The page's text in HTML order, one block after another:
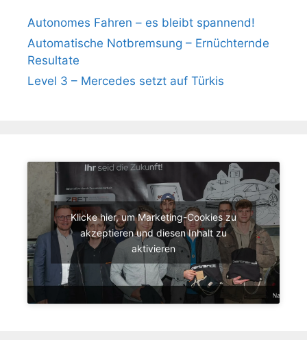
Autonomes Fahren – es bleibt spannend!
Automatische Notbremsung – Ernüchternde
Resultate
Level 3 – Mercedes setzt auf Türkis
Klicke hier, um Marketing-Cookies zu
akzeptieren und diesen Inhalt zu
aktivieren